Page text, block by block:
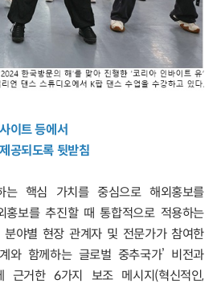
이트 등에서
공되도록 뒷받침
는 핵심 가치를 중심으로 해외홍보를
홍보를 추진할 때 통합적으로 적용하는
야별 현장 관계자 및 전문가가 참여한
와 함께하는 글로벌 중추국가’ 비전과
근거한 6가지 보조 메시지(혁신적인,